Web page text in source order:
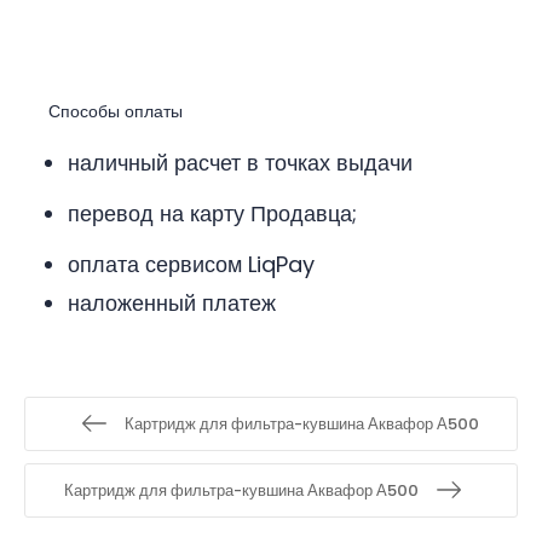
Способы оплаты
наличный расчет в точках выдачи
перевод на карту Продавца;
оплата сервисом LiqPay
наложенный платеж
Картридж для фильтра-кувшина Аквафор А500
Картридж для фильтра-кувшина Аквафор А500